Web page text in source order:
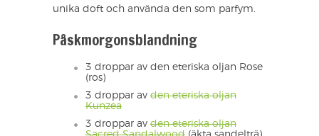
unika doft och använda den som parfym.
Påskmorgonsblandning
3 droppar av den eteriska oljan Rose
(ros)
3 droppar av den eteriska oljan
Kunzea
3 droppar av den eteriska oljan